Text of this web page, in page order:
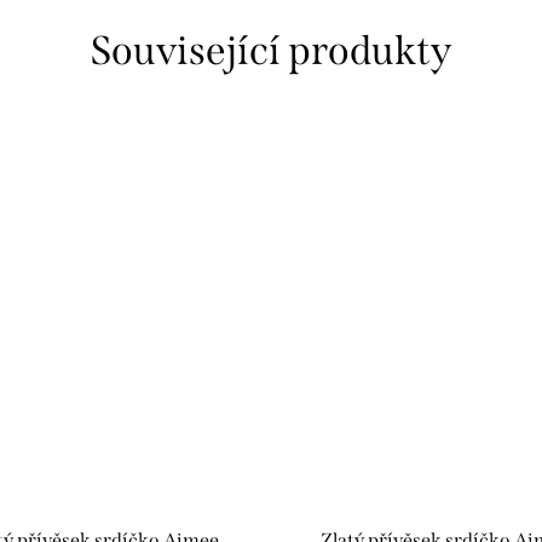
Související produkty